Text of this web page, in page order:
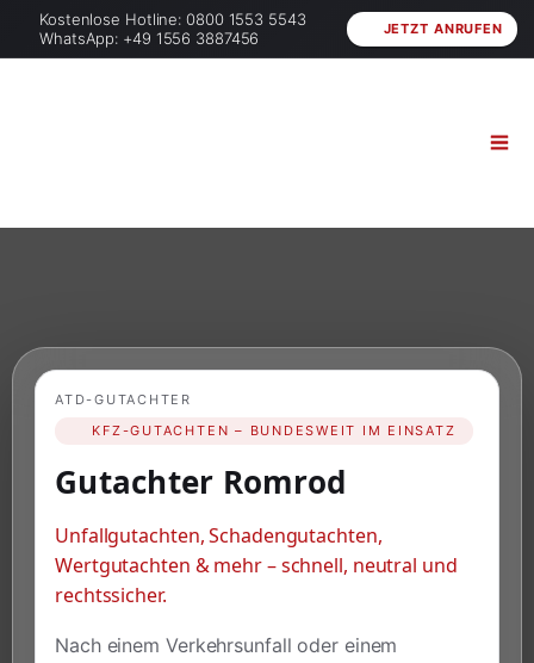
Kostenlose Hotline: 0800 1553 5543
WhatsApp: +49 1556 3887456
JETZT ANRUFEN
ATD-GUTACHTER
KFZ-GUTACHTEN – BUNDESWEIT IM EINSATZ
Gutachter Romrod
Unfallgutachten, Schadengutachten,
Wertgutachten & mehr – schnell, neutral und
rechtssicher.
Nach einem Verkehrsunfall oder einem